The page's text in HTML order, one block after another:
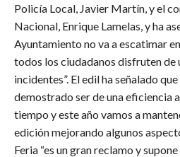
Policía Local, Javier Martín, y el
Nacional, Enrique Lamelas, y ha
Ayuntamiento no va a escatimar
todos los ciudadanos disfruten de
incidentes”. El edil ha señalado
demostrado ser de una eficiencia
tiempo y este año vamos a
edición mejorando algunos
Feria “es un gran reclamo y